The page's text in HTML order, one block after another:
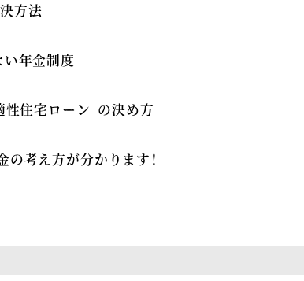
方法
い年金制度
性住宅ローン」の決め方
考え方が分かります！